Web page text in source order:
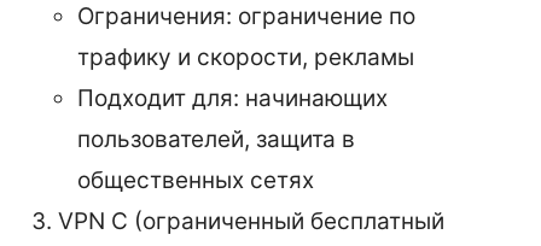
Ограничения: ограничение по
трафику и скорости, рекламы
Подходит для: начинающих
пользователей, защита в
общественных сетях
VPN C (ограниченный бесплатный